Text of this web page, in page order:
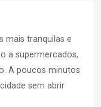
mais tranquilas e
a supermercados,
A poucos minutos
sem abrir